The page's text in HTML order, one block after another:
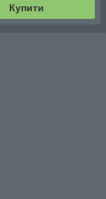
Купити